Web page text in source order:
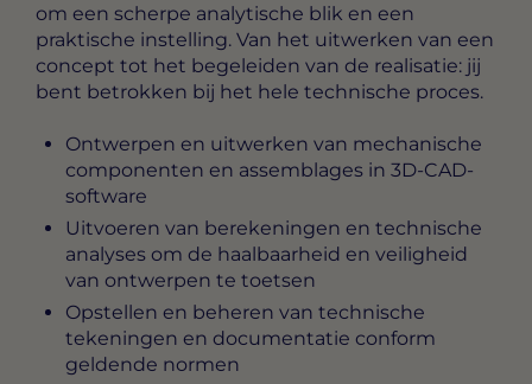
om een scherpe analytische blik en een
praktische instelling. Van het uitwerken van een
concept tot het begeleiden van de realisatie: jij
bent betrokken bij het hele technische proces.
Ontwerpen en uitwerken van mechanische
componenten en assemblages in 3D-CAD-
software
Uitvoeren van berekeningen en technische
analyses om de haalbaarheid en veiligheid
van ontwerpen te toetsen
Opstellen en beheren van technische
tekeningen en documentatie conform
geldende normen